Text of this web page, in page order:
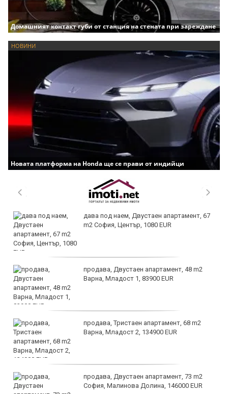
Домашният контакт губи от станция на стената при зареждане
НОВИНИ
Новата платформа на Honda ще се прави от индийци
дава под наем, Двустаен апартамент, 67
m2 София, Център, 1080 EUR
продава, Двустаен апартамент, 48 m2
Варна, Младост 1, 83900 EUR
продава, Тристаен апартамент, 68 m2
Варна, Младост 2, 134900 EUR
продава, Двустаен апартамент, 73 m2
София, Малинова Долина, 146000 EUR